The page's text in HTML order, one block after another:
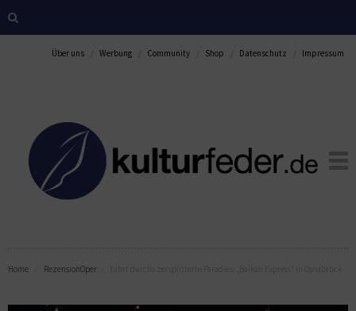
Über uns Werbung Community Shop Datenschutz Impressum
Home RezensionOper Fahrt durchs zersplitterte Paradies: „Balkan Express“ in Osnabrück